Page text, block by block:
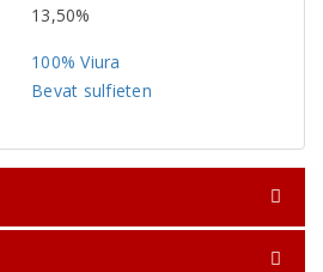
13,50%
100% Viura
Bevat sulfieten